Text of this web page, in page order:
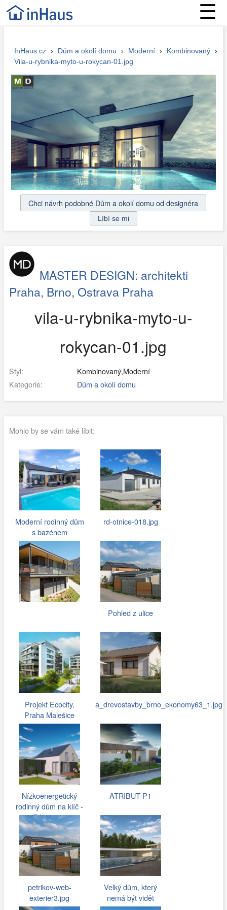
☰
InHaus.cz › Dům a okolí domu › Moderní › Kombinovaný ›
Vila-u-rybnika-myto-u-rokycan-01.jpg
Chci návrh podobné Dům a okolí domu od designéra
MASTER DESIGN: architekti
Praha, Brno, Ostrava Praha
vila-u-rybnika-myto-u-
rokycan-01.jpg
Styl:
Kombinovaný,Moderní
Kategorie:
Dům a okolí domu
Mohlo by se vám také líbit:
Moderní rodinný dům
s bazénem
rd-otnice-018.jpg
Pohled z ulice
Projekt Ecocity,
Praha Malešice
a_drevostavby_brno_ekonomy63_1.jpg
Nízkoenergetický
rodinný dům na klíč -
Dům na…
ATRIBUT-P1
petrikov-web-
exterier3.jpg
Velký dům, který
nemá být vidět